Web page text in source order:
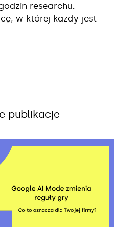
researchu.
w której każdy jest
publikacje